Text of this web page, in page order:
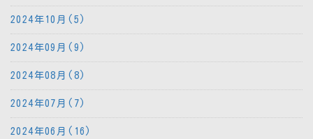
2024年10月(5)
2024年09月(9)
2024年08月(8)
2024年07月(7)
2024年06月(16)